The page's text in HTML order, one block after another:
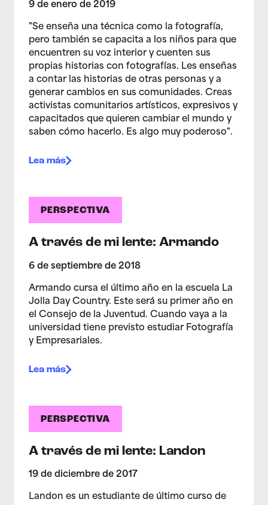
9 de enero de 2019
"Se enseña una técnica como la fotografía,
pero también se capacita a los niños para que
encuentren su voz interior y cuenten sus
propias historias con fotografías. Les enseñas
a contar las historias de otras personas y a
generar cambios en sus comunidades. Creas
activistas comunitarios artísticos, expresivos y
capacitados que quieren cambiar el mundo y
saben cómo hacerlo. Es algo muy poderoso".
Lea más
PERSPECTIVA
A través de mi lente: Armando
6 de septiembre de 2018
Armando cursa el último año en la escuela La
Jolla Day Country. Este será su primer año en
el Consejo de la Juventud. Cuando vaya a la
universidad tiene previsto estudiar Fotografía
y Empresariales.
Lea más
PERSPECTIVA
A través de mi lente: Landon
19 de diciembre de 2017
Landon es un estudiante de último curso de